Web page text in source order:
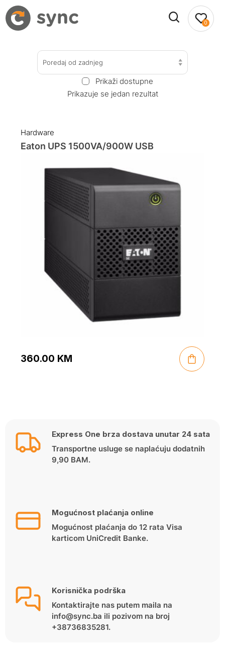
0
Poredaj od zadnjeg
Prikaži dostupne
Prikazuje se jedan rezultat
Hardware
Eaton UPS 1500VA/900W USB
360.00 KM
Express One brza dostava unutar 24 sata
Transportne usluge se naplaćuju dodatnih
9,90 BAM.
Mogućnost plaćanja online
Mogućnost plaćanja do 12 rata Visa
karticom UniCredit Banke.
Korisnička podrška
Kontaktirajte nas putem maila na
info@sync.ba ili pozivom na broj
+38736835281.